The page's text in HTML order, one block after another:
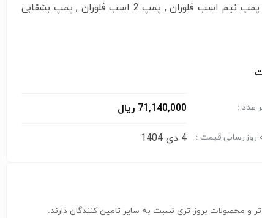
فلوان , پمپ نیم اسب فلوران , پمپ 2 اسب فلوران , پمپ بشقابی
عدد : 71,140,000 ریال
روزرسانی قیمت : 4 دی 1404
و محصولات بروز تری نسبت به سایر تامین کنندگان دارند.